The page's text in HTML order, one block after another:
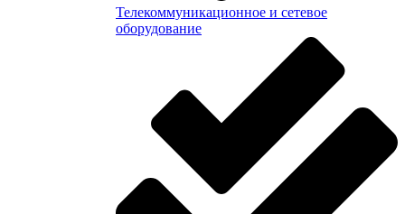
Телекоммуникационное и сетевое
оборудование